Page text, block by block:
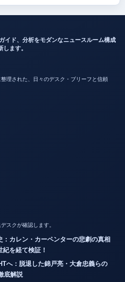
イド、分析をモダンなニュースルーム構成
ます。
理された、日々のデスク・ブリーフと信頼
スクが確認します。
カレン・カーペンターの悲劇の真相
を経て検証！
へ：脱退した錦戸亮・大倉忠義らの
底解説